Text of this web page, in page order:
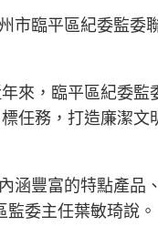
市臨平區紀委監委
來，臨平區紀委
任務，打造廉潔
涵豐富的特點產品
委主任葉敏琦說。